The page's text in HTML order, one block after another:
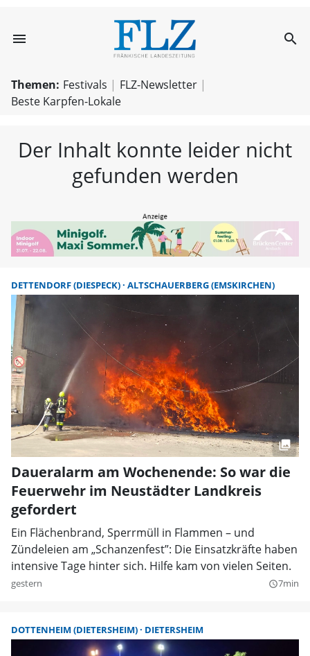
menu FLZ – search
Themen: Festivals
FLZ-Newsletter
Beste Karpfen-Lokale
Der Inhalt konnte leider nicht
gefunden werden
DETTENDORF (DIESPECK) ALTSCHAUERBERG (EMSKIRCHEN)
Daueralarm am Wochenende: So war die
Feuerwehr im Neustädter Landkreis
gefordert
Ein Flächenbrand, Sperrmüll in Flammen – und
Zündeleien am „Schanzenfest”: Die Einsatzkräfte haben
intensive Tage hinter sich. Hilfe kam von vielen Seiten.
gestern query_builder7min
DOTTENHEIM (DIETERSHEIM) DIETERSHEIM